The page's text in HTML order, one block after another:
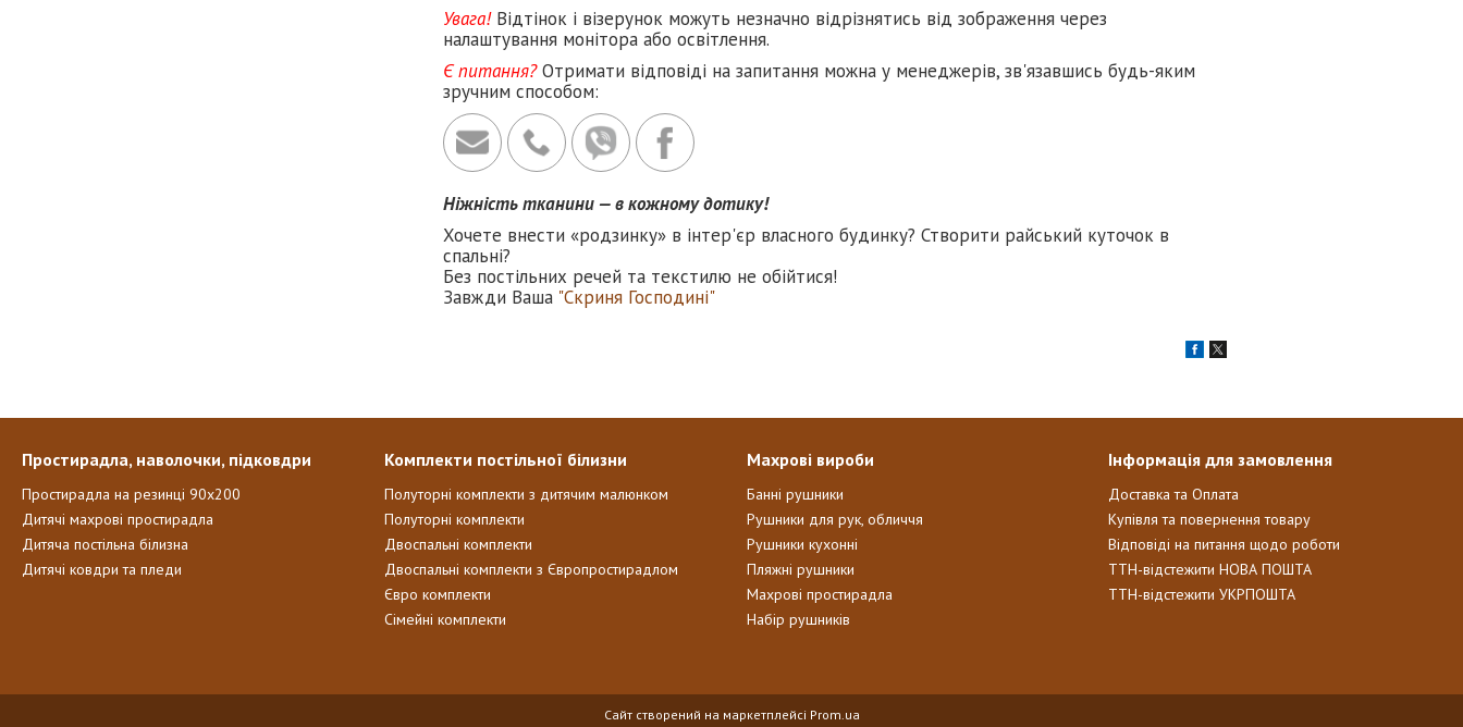
Увага!Відтінок і візерунок можуть незначно відрізнятись від зображення через
налаштування монітора або освітлення.
Є питання?Отримати відповіді на запитання можна у менеджерів, зв'язавшись будь-яким
зручним способом:
Ніжність тканини — в кожному дотику!
Хочете внести «родзинку» в інтер'єр власного будинку? Створити райський куточок в
спальні?
Без постільних речей та текстилю не обійтися!
Завжди Ваша "Скриня Господині"
Простирадла, наволочки, підковдри
Простирадла на резинці 90х200
Дитячі махрові простирадла
Дитяча постільна білизна
Дитячі ковдри та пледи
Комплекти постільної білизни
Полуторні комплекти з дитячим малюнком
Полуторні комплекти
Двоспальні комплекти
Двоспальні комплекти з Європростирадлом
Євро комплекти
Сімейні комплекти
Махрові вироби
Банні рушники
Рушники для рук, обличчя
Рушники кухонні
Пляжні рушники
Махрові простирадла
Набір рушників
Інформація для замовлення
Доставка та Оплата
Купівля та повернення товару
Відповіді на питання щодо роботи
ТТН-відстежити НОВА ПОШТА
ТТН-відстежити УКРПОШТА
Сайт створений на маркетплейсі Prom.ua